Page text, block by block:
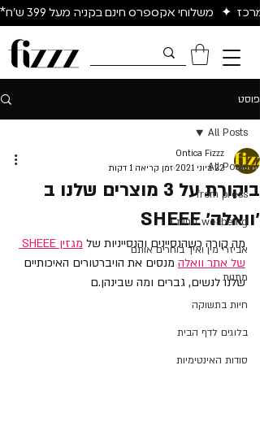
✦   משלוחי אקספרס חינם בקניה מעל 399 ש״ח*
פוסט
All Posts
from press
wellbeing זוגיות ו
אביזרי מין ואיך בוחרים אותם
מתנות
חיות בתשוקה
בלוגים לדף הבית
סודות האינטימיות
All Posts
ביקורת על 3 מוצרים שלנו ב
׳וואלה׳ SHEEE
Ontica Fizzz
22 ביוני 2021
זמן קריאה 1 דקות
מה קורה כשהנסיינים והנסייניות של
של אתר וואלה מנסים את הויברטורים האיכותיים
שלנו לנשים, גברים ומה שבינהן.ם